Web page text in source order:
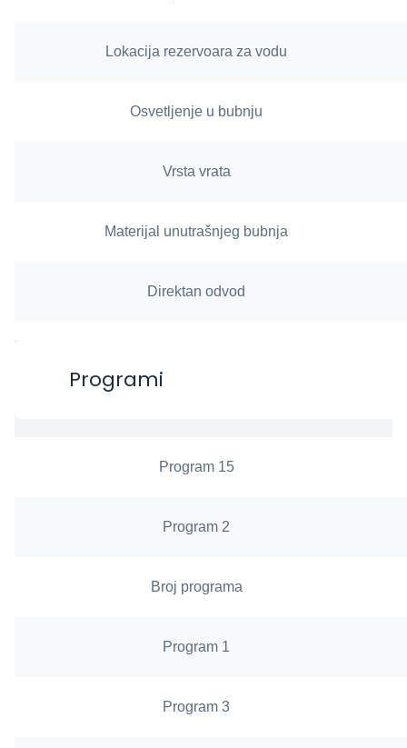
Lokacija rezervoara za vodu
Osvetljenje u bubnju
Vrsta vrata
Materijal unutrašnjeg bubnja
Direktan odvod
Programi
Program 15
Program 2
Broj programa
Program 1
Program 3